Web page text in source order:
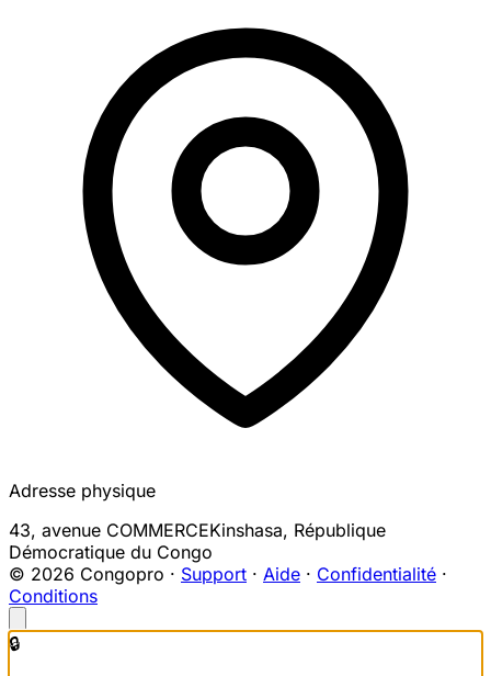
Adresse physique
43, avenue COMMERCEKinshasa, République
Démocratique du Congo
© 2026 Congopro · Support · Aide · Confidentialité ·
Conditions
🔒